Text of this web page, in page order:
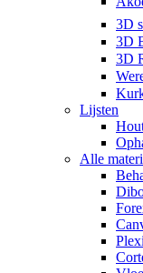
3D
3D
3D
Lijsten
Alle